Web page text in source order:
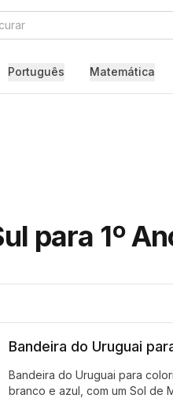
Português Matemática
para 1º
Bandeira do Uruguai
Bandeira do Uruguai para
branco e azul, com um Sol de